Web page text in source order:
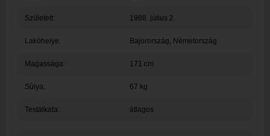
Született: 1988. július 2.
Lakóhelye: Bajorország, Németország
Magassága: 171 cm
Súlya: 67 kg
Testalkata: átlagos